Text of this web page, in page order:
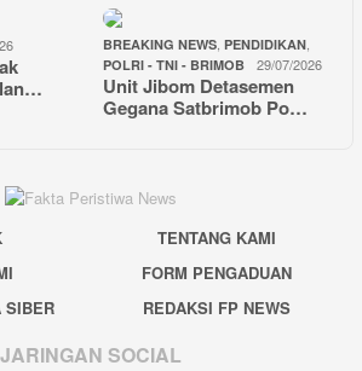
BREAKING NEWS PENDIDIKAN
POLRI - TNI - BRIMOB 29/07/2026
Unit Jibom Detasemen
Gegana Satbrimob Po…
TENTANG KAMI
FORM PENGADUAN
SIBER
REDAKSI FP NEWS
JARINGAN SOCIAL